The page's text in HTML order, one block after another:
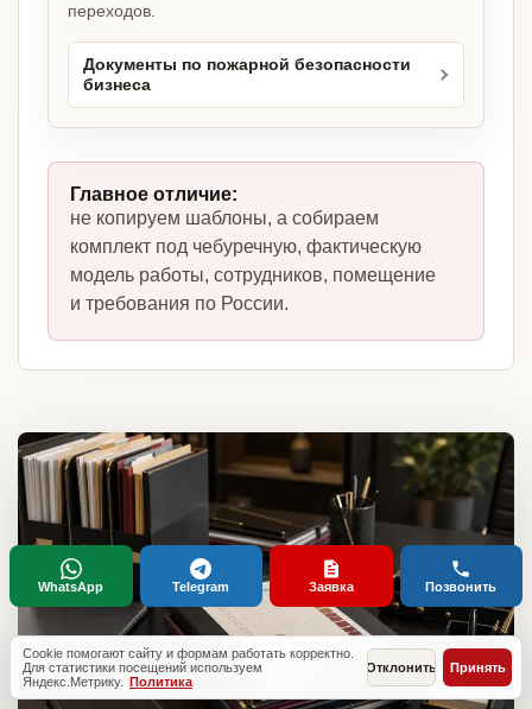
переходов.
Документы по пожарной безопасности
бизнеса
Главное отличие:
не копируем шаблоны, а собираем
комплект под чебуречную, фактическую
модель работы, сотрудников, помещение
и требования по России.
Cookie помогают сайту и формам работать корректно.
Для статистики посещений используем
Яндекс.Метрику. Политика
Отклонить Принять
WhatsApp Telegram Заявка Позвонить